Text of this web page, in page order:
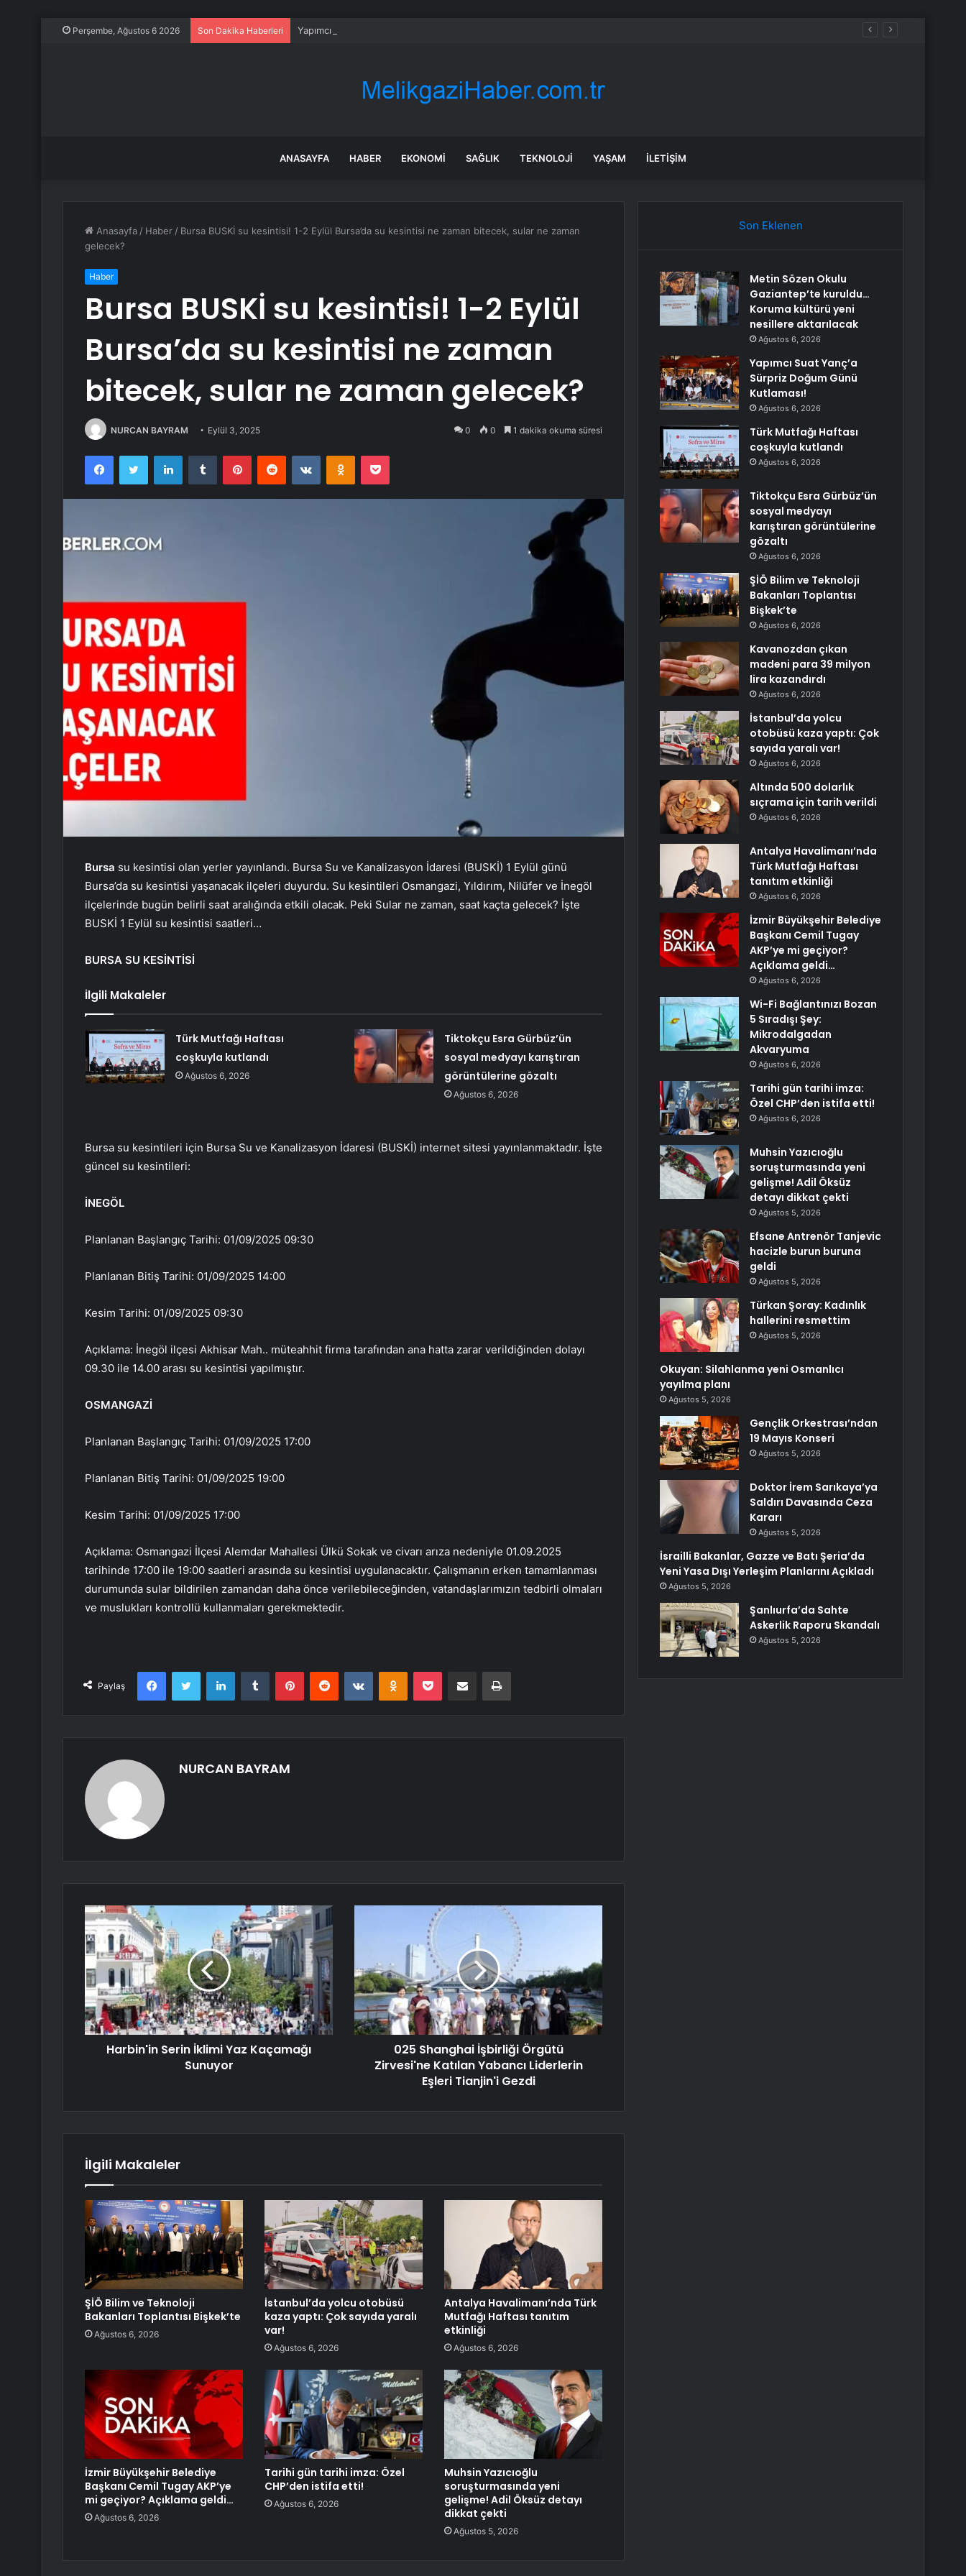
Perşembe, Ağustos 6 2026 Son Dakika Haberleri Yapımcı Suat Yanç’a Sürpriz Doğum Günü Kutlaması!
ANASAYFA HABER EKONOMI SAĞLIK TEKNOLOJI YAŞAM İLETIŞIM
Anasayfa / Haber / Bursa BUSKİ su kesintisi! 1-2 Eylül Bursa’da su kesintisi ne zaman bitecek, sular ne zaman
gelecek?
Haber
Bursa BUSKİ su kesintisi! 1-2 Eylül
Bursa’da su kesintisi ne zaman
bitecek, sular ne zaman gelecek?
NURCAN BAYRAM Eylül 3, 2025 0 0 1 dakika okuma süresi
FacebookTwitter LinkedInTumblr PinterestReddit VKontakteOdnoklassniki
Pocket
Bursa su kesintisi olan yerler yayınlandı. Bursa Su ve Kanalizasyon İdaresi (BUSKİ) 1 Eylül günü
Bursa’da su kesintisi yaşanacak ilçeleri duyurdu. Su kesintileri Osmangazi, Yıldırım, Nilüfer ve İnegöl
ilçelerinde bugün belirli saat aralığında etkili olacak. Peki Sular ne zaman, saat kaçta gelecek? İşte
BUSKİ 1 Eylül su kesintisi saatleri…
BURSA SU KESİNTİSİ
İlgili Makaleler
Türk Mutfağı Haftası
coşkuyla kutlandı
Ağustos 6, 2026
Tiktokçu Esra Gürbüz’ün
sosyal medyayı karıştıran
görüntülerine gözaltı
Ağustos 6, 2026
Bursa su kesintileri için Bursa Su ve Kanalizasyon İdaresi (BUSKİ) internet sitesi yayınlanmaktadır. İşte
güncel su kesintileri:
İNEGÖL
Planlanan Başlangıç Tarihi: 01/09/2025 09:30
Planlanan Bitiş Tarihi: 01/09/2025 14:00
Kesim Tarihi: 01/09/2025 09:30
Açıklama: İnegöl ilçesi Akhisar Mah.. müteahhit firma tarafından ana hatta zarar verildiğinden dolayı
09.30 ile 14.00 arası su kesintisi yapılmıştır.
OSMANGAZİ
Planlanan Başlangıç Tarihi: 01/09/2025 17:00
Planlanan Bitiş Tarihi: 01/09/2025 19:00
Kesim Tarihi: 01/09/2025 17:00
Açıklama: Osmangazi İlçesi Alemdar Mahallesi Ülkü Sokak ve civarı arıza nedeniyle 01.09.2025
tarihinde 17:00 ile 19:00 saatleri arasında su kesintisi uygulanacaktır. Çalışmanın erken tamamlanması
durumunda sular bildirilen zamandan daha önce verilebileceğinden, vatandaşlarımızın tedbirli olmaları
ve muslukları kontrollü kullanmaları gerekmektedir.
Paylaş
FacebookTwitter LinkedInTumblr PinterestReddit VKontakteOdnoklassniki
Pocket E-Posta ile paylaş Yazdır
NURCAN BAYRAM
Harbin'in Serin İklimi Yaz Kaçamağı
Sunuyor
025 Shanghai İşbirliği Örgütü
Zirvesi'ne Katılan Yabancı Liderlerin
Eşleri Tianjin'i Gezdi
İlgili Makaleler
ŞİÖ Bilim ve Teknoloji
Bakanları Toplantısı Bişkek’te
Ağustos 6, 2026
İstanbul’da yolcu otobüsü
kaza yaptı: Çok sayıda yaralı
var!
Ağustos 6, 2026
Antalya Havalimanı’nda Türk
Mutfağı Haftası tanıtım
etkinliği
Ağustos 6, 2026
İzmir Büyükşehir Belediye
Başkanı Cemil Tugay AKP’ye
mi geçiyor? Açıklama geldi…
Ağustos 6, 2026
Tarihi gün tarihi imza: Özel
CHP’den istifa etti!
Ağustos 6, 2026
Muhsin Yazıcıoğlu
soruşturmasında yeni
gelişme! Adil Öksüz detayı
dikkat çekti
Ağustos 5, 2026
Son Eklenen
Metin Sözen Okulu
Gaziantep’te kuruldu…
Koruma kültürü yeni
nesillere aktarılacak
Ağustos 6, 2026
Yapımcı Suat Yanç’a
Sürpriz Doğum Günü
Kutlaması!
Ağustos 6, 2026
Türk Mutfağı Haftası
coşkuyla kutlandı
Ağustos 6, 2026
Tiktokçu Esra Gürbüz’ün
sosyal medyayı
karıştıran görüntülerine
gözaltı
Ağustos 6, 2026
ŞİÖ Bilim ve Teknoloji
Bakanları Toplantısı
Bişkek’te
Ağustos 6, 2026
Kavanozdan çıkan
madeni para 39 milyon
lira kazandırdı
Ağustos 6, 2026
İstanbul’da yolcu
otobüsü kaza yaptı: Çok
sayıda yaralı var!
Ağustos 6, 2026
Altında 500 dolarlık
sıçrama için tarih verildi
Ağustos 6, 2026
Antalya Havalimanı’nda
Türk Mutfağı Haftası
tanıtım etkinliği
Ağustos 6, 2026
İzmir Büyükşehir Belediye
Başkanı Cemil Tugay
AKP’ye mi geçiyor?
Açıklama geldi…
Ağustos 6, 2026
Wi-Fi Bağlantınızı Bozan
5 Sıradışı Şey:
Mikrodalgadan
Akvaryuma
Ağustos 6, 2026
Tarihi gün tarihi imza:
Özel CHP’den istifa etti!
Ağustos 6, 2026
Muhsin Yazıcıoğlu
soruşturmasında yeni
gelişme! Adil Öksüz
detayı dikkat çekti
Ağustos 5, 2026
Efsane Antrenör Tanjevic
hacizle burun buruna
geldi
Ağustos 5, 2026
Türkan Şoray: Kadınlık
hallerini resmettim
Ağustos 5, 2026
Okuyan: Silahlanma yeni Osmanlıcı
yayılma planı
Ağustos 5, 2026
Gençlik Orkestrası’ndan
19 Mayıs Konseri
Ağustos 5, 2026
Doktor İrem Sarıkaya’ya
Saldırı Davasında Ceza
Kararı
Ağustos 5, 2026
İsrailli Bakanlar, Gazze ve Batı Şeria’da
Yeni Yasa Dışı Yerleşim Planlarını Açıkladı
Ağustos 5, 2026
Şanlıurfa’da Sahte
Askerlik Raporu Skandalı
Ağustos 5, 2026